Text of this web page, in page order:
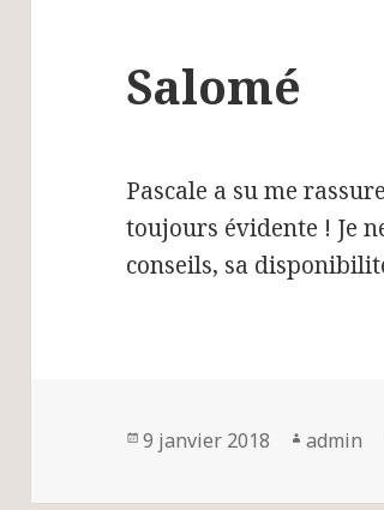
Salomé
Pascale a su me
toujours évidente ! Je
conseils, sa
Publié
9 janvier 2018 Auteur
admin